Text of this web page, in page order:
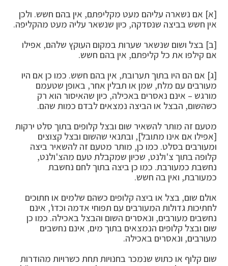
[א] אם נשארה עליהם מעט מקליפתם, אין בהם חשש. ולכן
אין חשש בביצה שנסדקה, כיון שנשאר עליה מעט מהקליפה.
[ב] בצל ושום שנשאר שערות במקום העוקץ שלהם, אפילו
אם קילפו את כל קליפתם, אין בהם חשש.
[ג] אם הם היו בתוך תערובת, אין בהם חשש. כמו כן אם היו
מעורבים עם מלח, שמן או תבלין אחר, באופן שטעמם
מורגש – אינם נאסרים באכילה, כיון שהאיסור הוא רק
כשהשום, הבצל או הביצה נמצאים לבדם כמות שהם.
מטעם זה מותר להשאיר שום ובצל קלופים בתוך סלט ירקות
[אפילו אם אינו מתובל], ובתנאי שהשום ובצל קצוצים
ומעורבים בסלט. כמו כן, מותר מטעם זה להשאיר ביצה
קלופה בתוך צ'ולנט, שכיון שמקבלת טעם מהצ'ולנט,
נחשבת כמעורבת. כמו כן ביצה בתוך לחם נחשבת
כמעורבת, ואין בה חשש.
אולם שום, בצל או ביצה קלופים כשהם שלמים או חתוכים
לחתיכות גדולות המעורבים עם תפוחי אדמה וכדו', אינם
נחשבים מעורבים, ונאסרים השום והבצל באכילה. כמו כן
שום ובצל קלופים הנמצאים בתוך מים, אינם נחשבים
מעורבים, ונאסרים באכילה.
שום קלוף או כתוש שנמכר בחנויות תחת כשרויות מהודרות